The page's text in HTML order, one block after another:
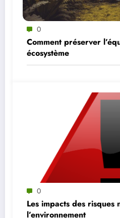
0
Comment préserver
écosystème
0
Les impacts des risques
l’environnement